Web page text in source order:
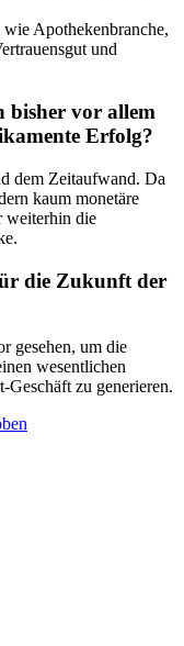
Apothekenbranche,
und
bisher vor allem
Erfolg?
dem Zeitaufwand. Da
kaum monetäre
weiterhin die
die Zukunft der
gesehen, um die
wesentlichen
zu generieren.